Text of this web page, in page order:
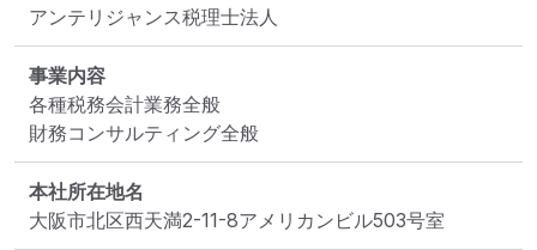
アンテリジャンス税理士法人
事業内容
各種税務会計業務全般
財務コンサルティング全般
本社所在地名
大阪市北区西天満2-11-8アメリカンビル503号室